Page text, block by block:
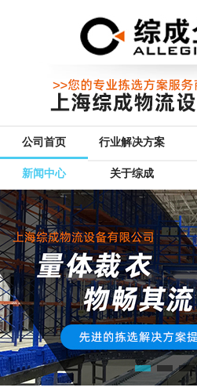
公司首页 行业解决方案
新闻中心 关于综成